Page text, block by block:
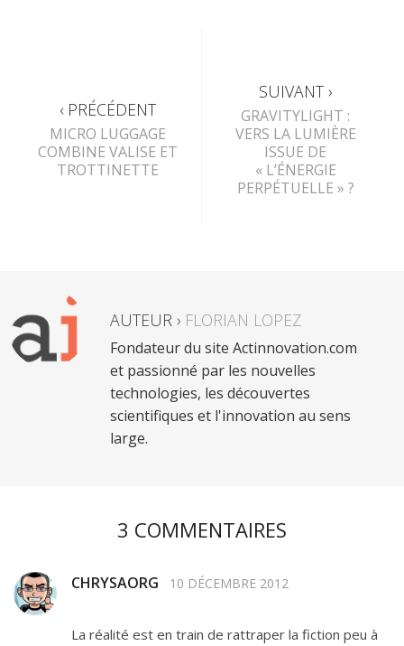
‹ PRÉCÉDENT
MICRO LUGGAGE
COMBINE VALISE ET
TROTTINETTE
SUIVANT ›
GRAVITYLIGHT :
VERS LA LUMIÈRE
ISSUE DE
« L’ÉNERGIE
PERPÉTUELLE » ?
AUTEUR › FLORIAN LOPEZ
Fondateur du site Actinnovation.com
et passionné par les nouvelles
technologies, les découvertes
scientifiques et l'innovation au sens
large.
3 COMMENTAIRES
CHRYSAORG 10 DÉCEMBRE 2012
La réalité est en train de rattraper la fiction peu à